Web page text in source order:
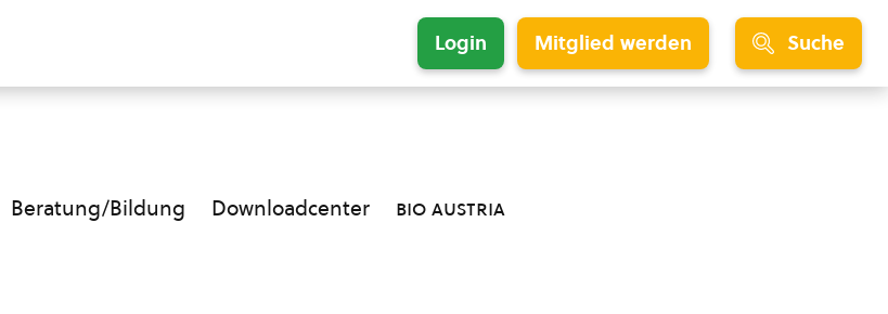
Login Mitglied werden Suche
Beratung/Bildung Downloadcenter bio austria